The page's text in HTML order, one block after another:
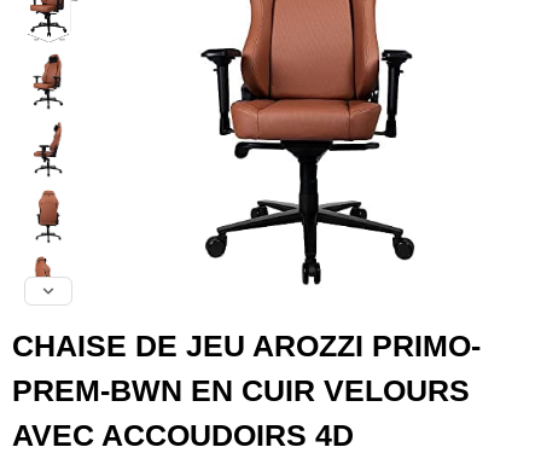
CHAISE DE JEU AROZZI PRIMO-
PREM-BWN EN CUIR VELOURS
AVEC ACCOUDOIRS 4D